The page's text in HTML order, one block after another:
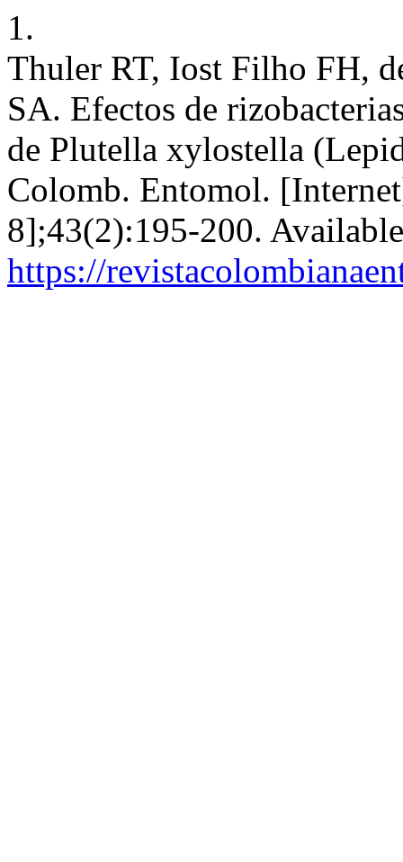
1.
Thuler RT, Iost Filho FH,
SA. Efectos de
de Plutella xylostella
Colomb. Entomol.
8];43(2):195-200.
https://